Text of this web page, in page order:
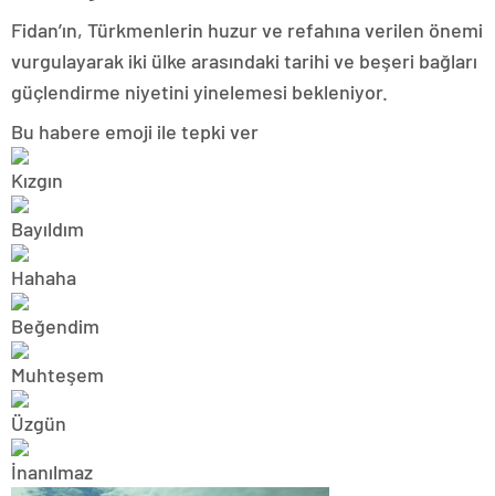
Fidan’ın, Türkmenlerin huzur ve refahına verilen önemi
vurgulayarak iki ülke arasındaki tarihi ve beşeri bağları
güçlendirme niyetini yinelemesi bekleniyor.
Bu habere emoji ile tepki ver